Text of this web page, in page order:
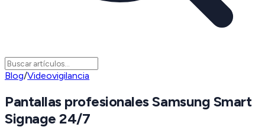
Blog/Videovigilancia
Pantallas profesionales Samsung Smart
Signage 24/7